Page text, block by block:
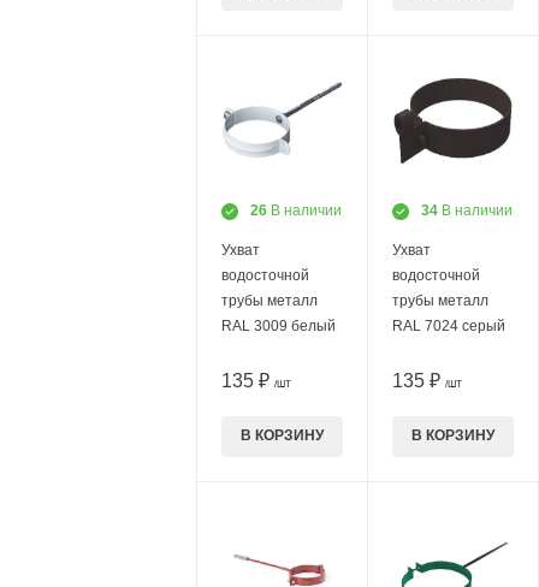
26 В наличии
Ухват
водосточной
трубы металл
RAL 3009 белый
135 ₽ /ШТ
В КОРЗИНУ
34 В наличии
Ухват
водосточной
трубы металл
RAL 7024 серый
135 ₽ /ШТ
В КОРЗИНУ